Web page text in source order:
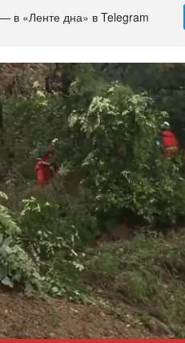
в «Ленте дна» в Telegram